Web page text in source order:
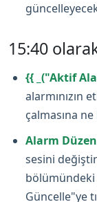
15:40
{{ _("Aktif
alarmınızın
çalmasına
Alarm
sesini
bölümündeki
Güncelle"ye